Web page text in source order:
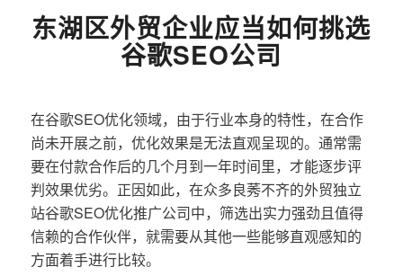
东湖区外贸企业应当如何挑选
谷歌SEO公司
在谷歌SEO优化领域，由于行业本身的特性，在合作
尚未开展之前，优化效果是无法直观呈现的。通常需
要在付款合作后的几个月到一年时间里，才能逐步评
判效果优劣。正因如此，在众多良莠不齐的外贸独立
站谷歌SEO优化推广公司中，筛选出实力强劲且值得
信赖的合作伙伴，就需要从其他一些能够直观感知的
方面着手进行比较。